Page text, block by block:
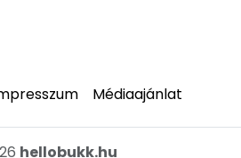
Médiaajánlat
hellobukk.hu